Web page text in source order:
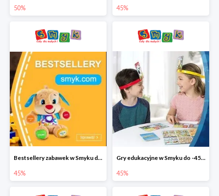
50% 45%
Bestsellery zabawek w Smyku do -45%
45%
Gry edukacyjne w Smyku do -45%
45%